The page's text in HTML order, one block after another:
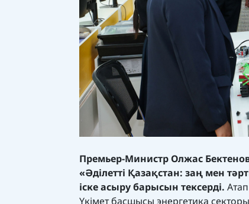
Премьер-Министр Олжас
«Әділетті Қазақстан: заң мен
іске асыру барысын тексерді.
Үкімет басшысы энергетика